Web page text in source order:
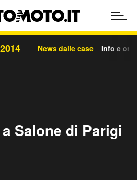
News dalle case Info e
Salone di Parigi